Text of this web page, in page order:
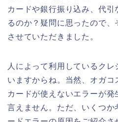
カードや銀行振り込み、代引
るのか？疑問に思ったので、
させていただきました。
人によって利用しているク
いますからね。当然、オガコ
カードが使えないエラーが
言えません。ただ、いくつか